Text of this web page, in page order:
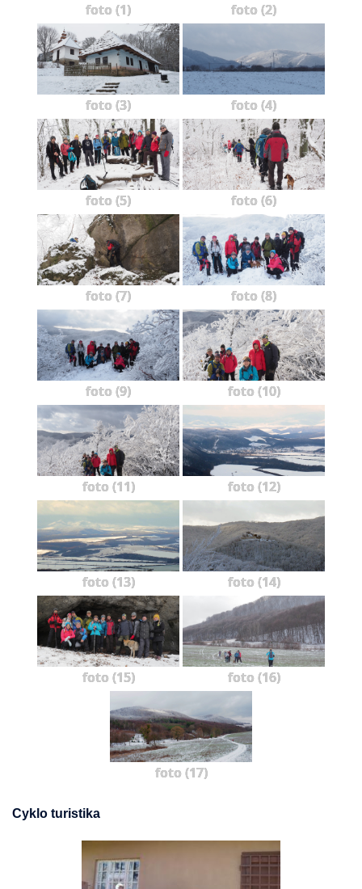
foto (1) foto (2)
foto (3) foto (4)
foto (5) foto (6)
foto (7) foto (8)
foto (9) foto (10)
foto (11) foto (12)
foto (13) foto (14)
foto (15) foto (16)
foto (17)
Cyklo turistika